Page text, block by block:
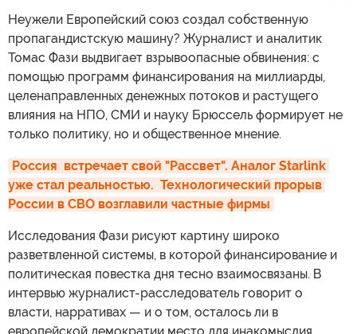
Неужели Европейский союз создал собственную
пропагандистскую машину? Журналист и аналитик
Томас Фази выдвигает взрывоопасные обвинения: с
помощью программ финансирования на миллиарды,
целенаправленных денежных потоков и растущего
влияния на НПО, СМИ и науку Брюссель формирует не
только политику, но и общественное мнение.
Россия  встречает свой "Рассвет". Аналог Starlink
уже стал реальностью.  Технологический прорыв
России в СВО возглавили частные фирмы
Исследования Фази рисуют картину широко
разветвленной системы, в которой финансирование и
политическая повестка дня тесно взаимосвязаны. В
интервью журналист-расследователь говорит о
власти, нарративах — и о том, осталось ли в